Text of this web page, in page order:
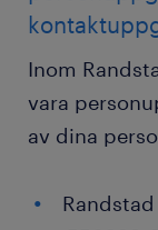
Inom
vara
av dina